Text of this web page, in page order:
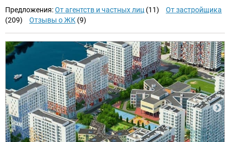
Предложения:От агентств и частных лиц (11)
От застройщика
(209)
Отзывы о ЖК (9)